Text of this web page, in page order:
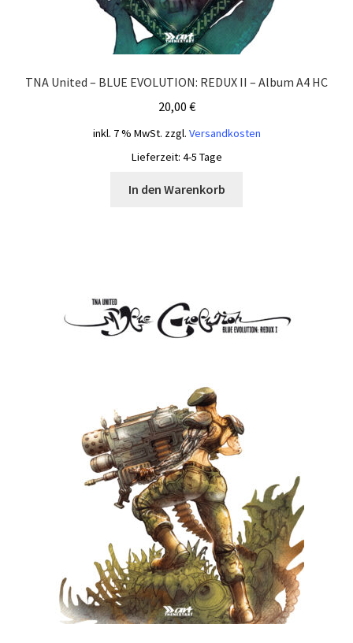
TNA United – BLUE EVOLUTION: REDUX II – Album A4 HC
20,00 €
inkl. 7 % MwSt. zzgl. Versandkosten
Lieferzeit: 4-5 Tage
In den Warenkorb